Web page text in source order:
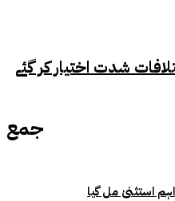
شدت اختیار کر گئے
جمع
استثنیٰ مل گیا